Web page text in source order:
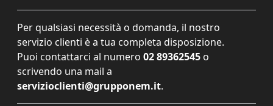
Per qualsiasi necessità o domanda, il nostro
servizio clienti è a tua completa disposizione.
Puoi contattarci al numero 02 89362545 o
scrivendo una mail a
servizioclienti@grupponem.it.